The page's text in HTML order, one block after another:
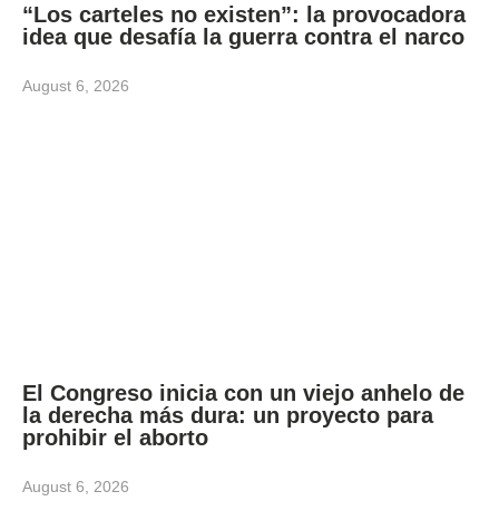
“Los carteles no existen”: la provocadora
idea que desafía la guerra contra el narco
August 6, 2026
El Congreso inicia con un viejo anhelo de
la derecha más dura: un proyecto para
prohibir el aborto
August 6, 2026